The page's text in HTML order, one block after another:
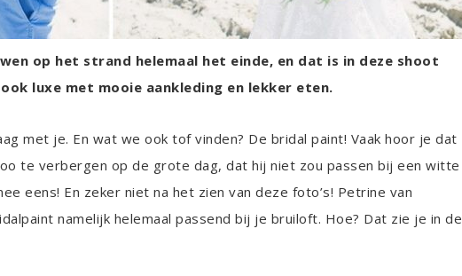
op het strand helemaal het einde, en dat is in deze shoot
luxe met mooie aankleding en lekker eten.
met je. En wat we ook tof vinden? De bridal paint! Vaak hoor je dat
te verbergen op de grote dag, dat hij niet zou passen bij een witte
eens! En zeker niet na het zien van deze foto’s! Petrine van
namelijk helemaal passend bij je bruiloft. Hoe? Dat zie je in de